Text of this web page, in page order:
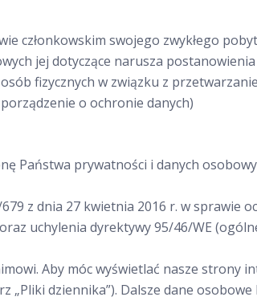
członkowskim swojego zwykłego
jej dotyczące narusza postanowienia
fizycznych w związku z
o ochronie danych)
Państwa prywatności i danych
z dnia 27 kwietnia 2016 r. w sprawie
uchylenia dyrektywy 95/46/WE
Aby móc wyświetlać nasze strony
dziennika”). Dalsze dane osobowe